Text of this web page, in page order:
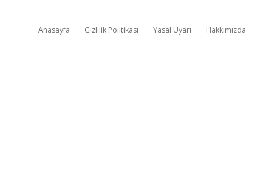
Anasayfa Gizlilik Politikası Yasal Uyarı Hakkımızda